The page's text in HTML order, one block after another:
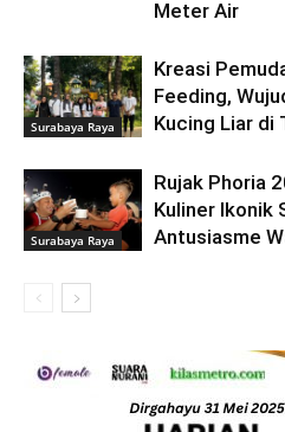
Meter Air
Surabaya Raya
Kreasi
Feeding,
Kucing Liar di
Surabaya Raya
Rujak Phoria
Kuliner Ikonik
Antusiasme